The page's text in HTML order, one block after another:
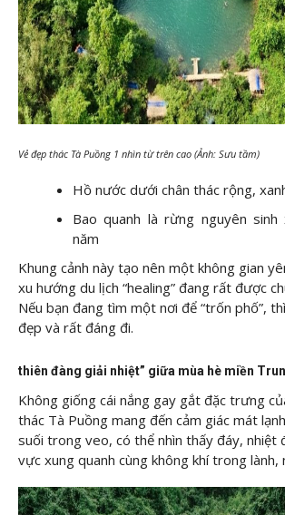
Vẻ đẹp thác Tà Puồng 1 nhìn từ trên cao (Ảnh: Sưu tầm)
Hồ nước dưới chân thác rộng,
Bao quanh là rừng nguyên sinh
năm
Khung cảnh này tạo nên một không gian
xu hướng du lịch “healing” đang rất được
Nếu bạn đang tìm một nơi để “trốn phố”,
đẹp và rất đáng đi.
thiên đàng giải nhiệt” giữa mùa hè miền
Không giống cái nắng gay gắt đặc trưng
thác Tà Puồng mang đến cảm giác mát
suối trong veo, có thể nhìn thấy đáy, nhiệt
vực xung quanh cùng không khí trong lành,